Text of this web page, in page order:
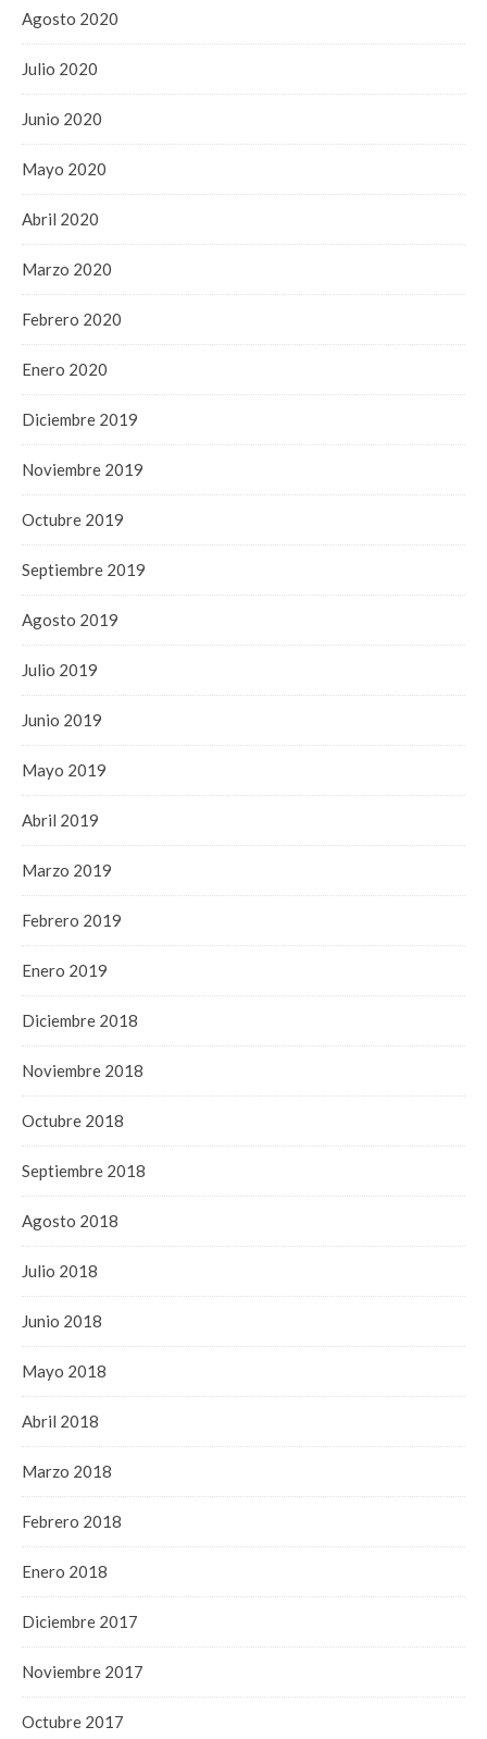
Agosto 2020
Julio 2020
Junio 2020
Mayo 2020
Abril 2020
Marzo 2020
Febrero 2020
Enero 2020
Diciembre 2019
Noviembre 2019
Octubre 2019
Septiembre 2019
Agosto 2019
Julio 2019
Junio 2019
Mayo 2019
Abril 2019
Marzo 2019
Febrero 2019
Enero 2019
Diciembre 2018
Noviembre 2018
Octubre 2018
Septiembre 2018
Agosto 2018
Julio 2018
Junio 2018
Mayo 2018
Abril 2018
Marzo 2018
Febrero 2018
Enero 2018
Diciembre 2017
Noviembre 2017
Octubre 2017